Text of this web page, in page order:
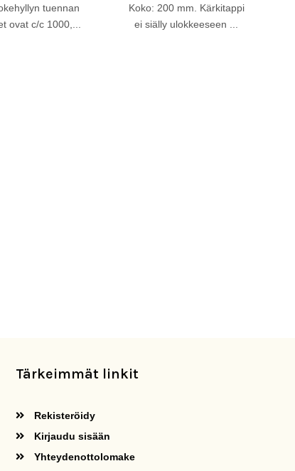
tuennan
ovat c/c 1000,...
Koko: 200 mm. Kärkitappi
ei siälly ulokkeeseen ...
Tärkeimmät linkit
Rekisteröidy
Kirjaudu sisään
Yhteydenottolomake